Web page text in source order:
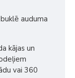
auduma
kājas un
vai 360